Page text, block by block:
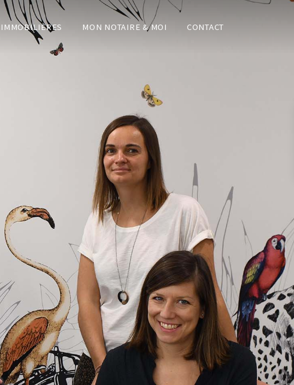
MON NOTAIRE & MOI CONTACT